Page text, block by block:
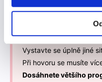
Krátké telefonní
Vystavte se úplně jiné
Při hovoru se musíte
Dosáhnete většího